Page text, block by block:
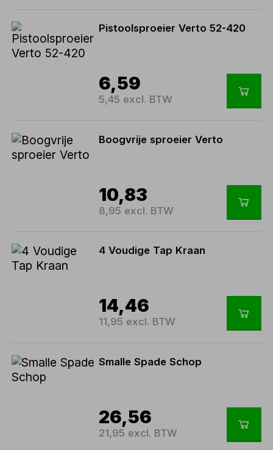
Pistoolsproeier Verto 52-420
6,59
5,45 excl. BTW
Boogvrije sproeier Verto
10,83
8,95 excl. BTW
4 Voudige Tap Kraan
14,46
11,95 excl. BTW
Smalle Spade Schop
26,56
21,95 excl. BTW